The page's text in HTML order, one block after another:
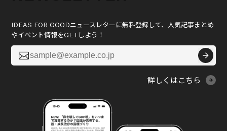
IDEAS FOR GOODニュースレターに無料登録して、人気記事まとめ
やイベント情報をGETしよう！

詳しくはこちら